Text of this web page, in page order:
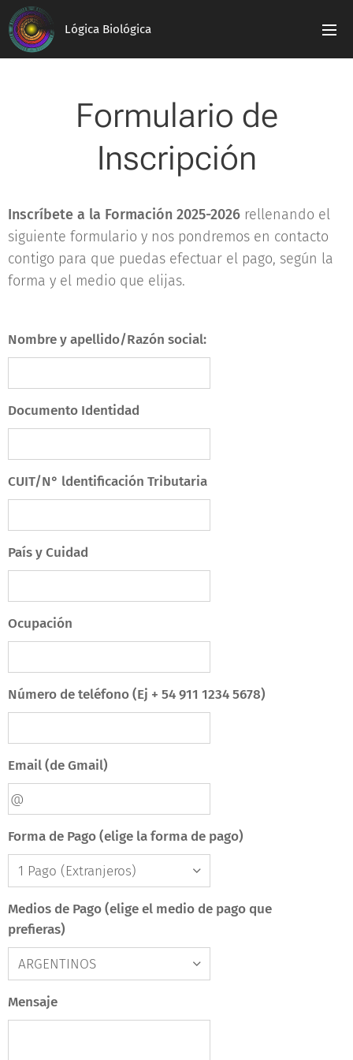
Lógica Biológica
Formulario de
Inscripción
Inscríbete a la Formación 2025-2026 rellenando el
siguiente formulario y nos pondremos en contacto
contigo para que puedas efectuar el pago, según la
forma y el medio que elijas.
Nombre y apellido/Razón social:
Documento Identidad
CUIT/N° ldentificación Tributaria
País y Cuidad
Ocupación
Número de teléfono (Ej + 54 911 1234 5678)
Email (de Gmail)
Forma de Pago (elige la forma de pago)
Medios de Pago (elige el medio de pago que
prefieras)
Mensaje